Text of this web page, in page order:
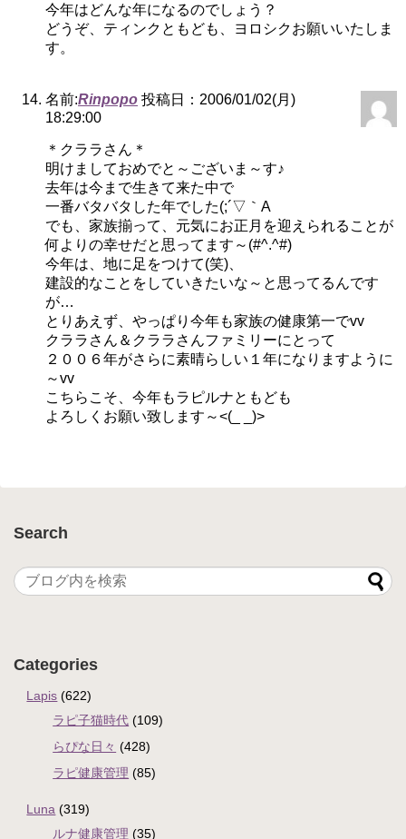
今年はどんな年になるのでしょう？
どうぞ、ティンクともども、ヨロシクお願いいたしま
す。
名前:Rinpopo 投稿日：2006/01/02(月)
18:29:00
＊クララさん＊
明けましておめでと～ございま～す♪
去年は今まで生きて来た中で
一番バタバタした年でした(;´▽｀A
でも、家族揃って、元気にお正月を迎えられることが
何よりの幸せだと思ってます～(#^.^#)
今年は、地に足をつけて(笑)、
建設的なことをしていきたいな～と思ってるんです
が…
とりあえず、やっぱり今年も家族の健康第一でvv
クララさん＆クララさんファミリーにとって
２００６年がさらに素晴らしい１年になりますように
～vv
こちらこそ、今年もラピルナともども
よろしくお願い致します～<(_ _)>
Search
Categories
Lapis (622)
ラピ子猫時代 (109)
らぴな日々 (428)
ラピ健康管理 (85)
Luna (319)
ルナ健康管理 (35)